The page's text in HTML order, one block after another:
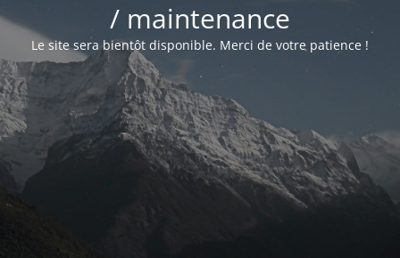
/ maintenance
Le site sera bientôt disponible. Merci de votre patience !